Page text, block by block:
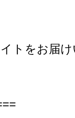
トをお届